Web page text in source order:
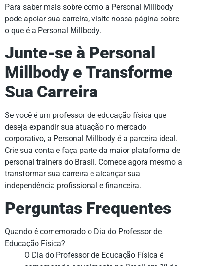
Para saber mais sobre como a Personal Millbody
pode apoiar sua carreira, visite nossa página sobre
o que é a Personal Millbody.
Junte-se à Personal
Millbody e Transforme
Sua Carreira
Se você é um professor de educação física que
deseja expandir sua atuação no mercado
corporativo, a Personal Millbody é a parceira ideal.
Crie sua conta e faça parte da maior plataforma de
personal trainers do Brasil. Comece agora mesmo a
transformar sua carreira e alcançar sua
independência profissional e financeira.
Perguntas Frequentes
Quando é comemorado o Dia do Professor de
Educação Física?
O Dia do Professor de Educação Física é